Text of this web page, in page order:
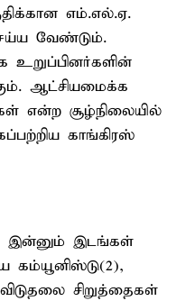
எம்.எல்.ஏ.
வேண்டும்.
ஆட்சியமைக்க
என்ற சூழ்நிலையில்
காங்கிரஸ்
இன்னும் இடங்கள்
கம்யூனிஸ்டு(2),
சிறுத்தைகள்